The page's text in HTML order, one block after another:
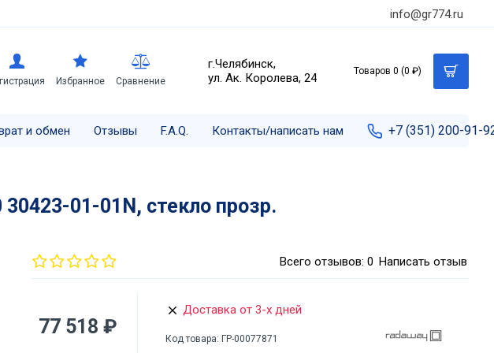
info@gr774.ru
Избранное Сравнение
г.Челябинск,
ул. Ак. Королева, 24
Товаров 0 (0 ₽)
и обмен Отзывы F.A.Q. Контакты/написать нам +7 (351) 200-91-
01-01N, стекло прозр.
Всего отзывов: 0 Написать отзыв
77 518 ₽
Доставка от 3-х дней
Код товара: ГР-00077871